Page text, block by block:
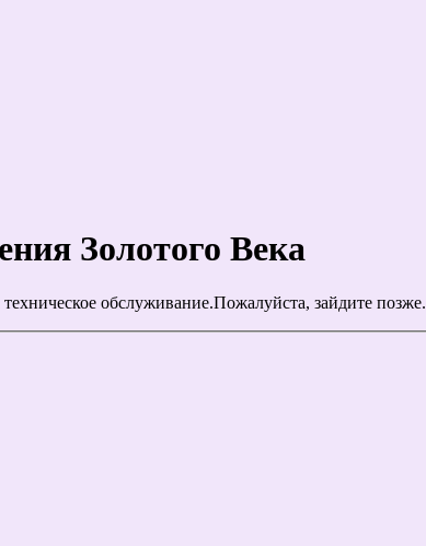
Золотого Века
обслуживание.Пожалуйста, зайдите позже.